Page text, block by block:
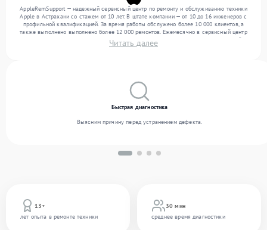
AppleRemSupport — надежный сервисный центр по ремонту и обслуживанию техники
Apple в Астрахани со стажем от 10 лет. В штате компании — от 10 до 16 инженеров с
профильной квалификацией. За время работы обслужено более 10 000 клиентов, а
также выполнено выполнено более 12 000 ремонтов. Ежемесячно в сервисный центр
поступает свыше 300 единиц техники, включая , , . Мы устраняем поломки любой
сложности и поддерживаем высокий стандарт качества благодаря использованию
Читать далее
13+
лет опыта в ремонте техники
30 мин
среднее время диагностики
Быстрая диагностика
Выясним причину перед устранением дефекта.